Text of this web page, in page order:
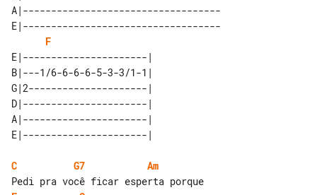
A|-----------------------------------
E|-----------------------------------
F
E|----------------------|
B|---1/6-6-6-6-5-3-3/1-1|
G|2---------------------|
D|----------------------|
A|----------------------|
C G7
Am